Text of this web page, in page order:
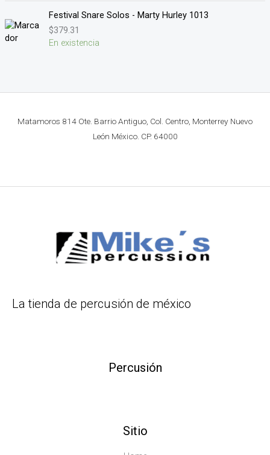
Festival Snare Solos - Marty Hurley 1013
$379.31
En existencia
Matamoros 814 Ote. Barrio Antiguo, Col. Centro, Monterrey Nuevo
León México. CP. 64000
La tienda de percusión de méxico
Percusión
Sitio